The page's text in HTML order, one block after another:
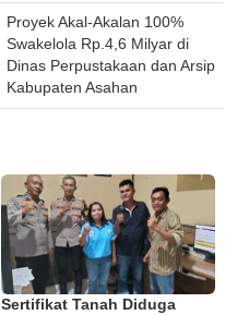
Proyek Akal-Akalan 100%
Swakelola Rp.4,6 Milyar di
Dinas Perpustakaan dan Arsip
Kabupaten Asahan
Sertifikat Tanah Diduga